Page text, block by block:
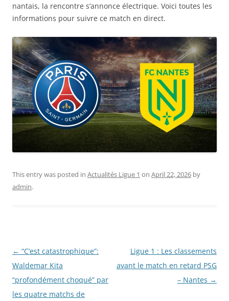
nantais, la rencontre s’annonce électrique. Voici toutes les
informations pour suivre ce match en direct.
This entry was posted in Actualités Ligue 1 on April 22, 2026 by
admin.
Post
navigation
← “C’est catastrophique”:
Waldemar Kita
“profondément choqué” par
les quatre matchs de
Ligue 1 : Les classements
avant le match en retard PSG
– Nantes →